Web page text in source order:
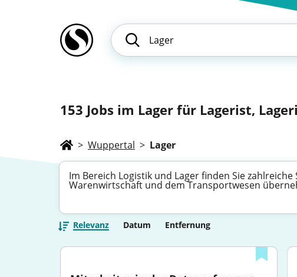
153 Jobs im Lager für Lagerist,
> Wuppertal > Lager
Im Bereich Logistik und Lager finden Sie
Warenwirtschaft und dem Transportwesen
Relevanz Datum Entfernung